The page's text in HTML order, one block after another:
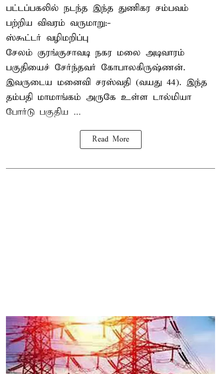
பட்டப்பகலில் நடந்த இந்த துணிகர சம்பவம்
பற்றிய விவரம் வருமாறு:-
ஸ்கூட்டர் வழிமறிப்பு
சேலம் குரங்குசாவடி நகர மலை அடிவாரம்
பகுதியைச் சேர்ந்தவர் கோபாலகிருஷ்ணன்.
இவருடைய மனைவி சரஸ்வதி (வயது 44). இந்த
தம்பதி மாமாங்கம் அருகே உள்ள டால்மியா
போர்டு பகுதிய ...
Read More